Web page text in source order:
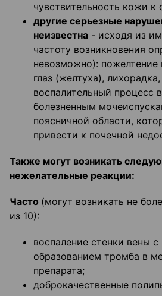
чувствительность кожи к
другие серьезные
неизвестна - исходя из
частоту возникновения
невозможно): пожелтение
глаз (желтуха),
воспалительный процесс
болезненным
поясничной области,
привести к почечной
Также могут возникать
нежелательные реакции:
Часто (могут возникать не
из 10):
воспаление стенки вены
образованием тромба в
препарата;
доброкачественные